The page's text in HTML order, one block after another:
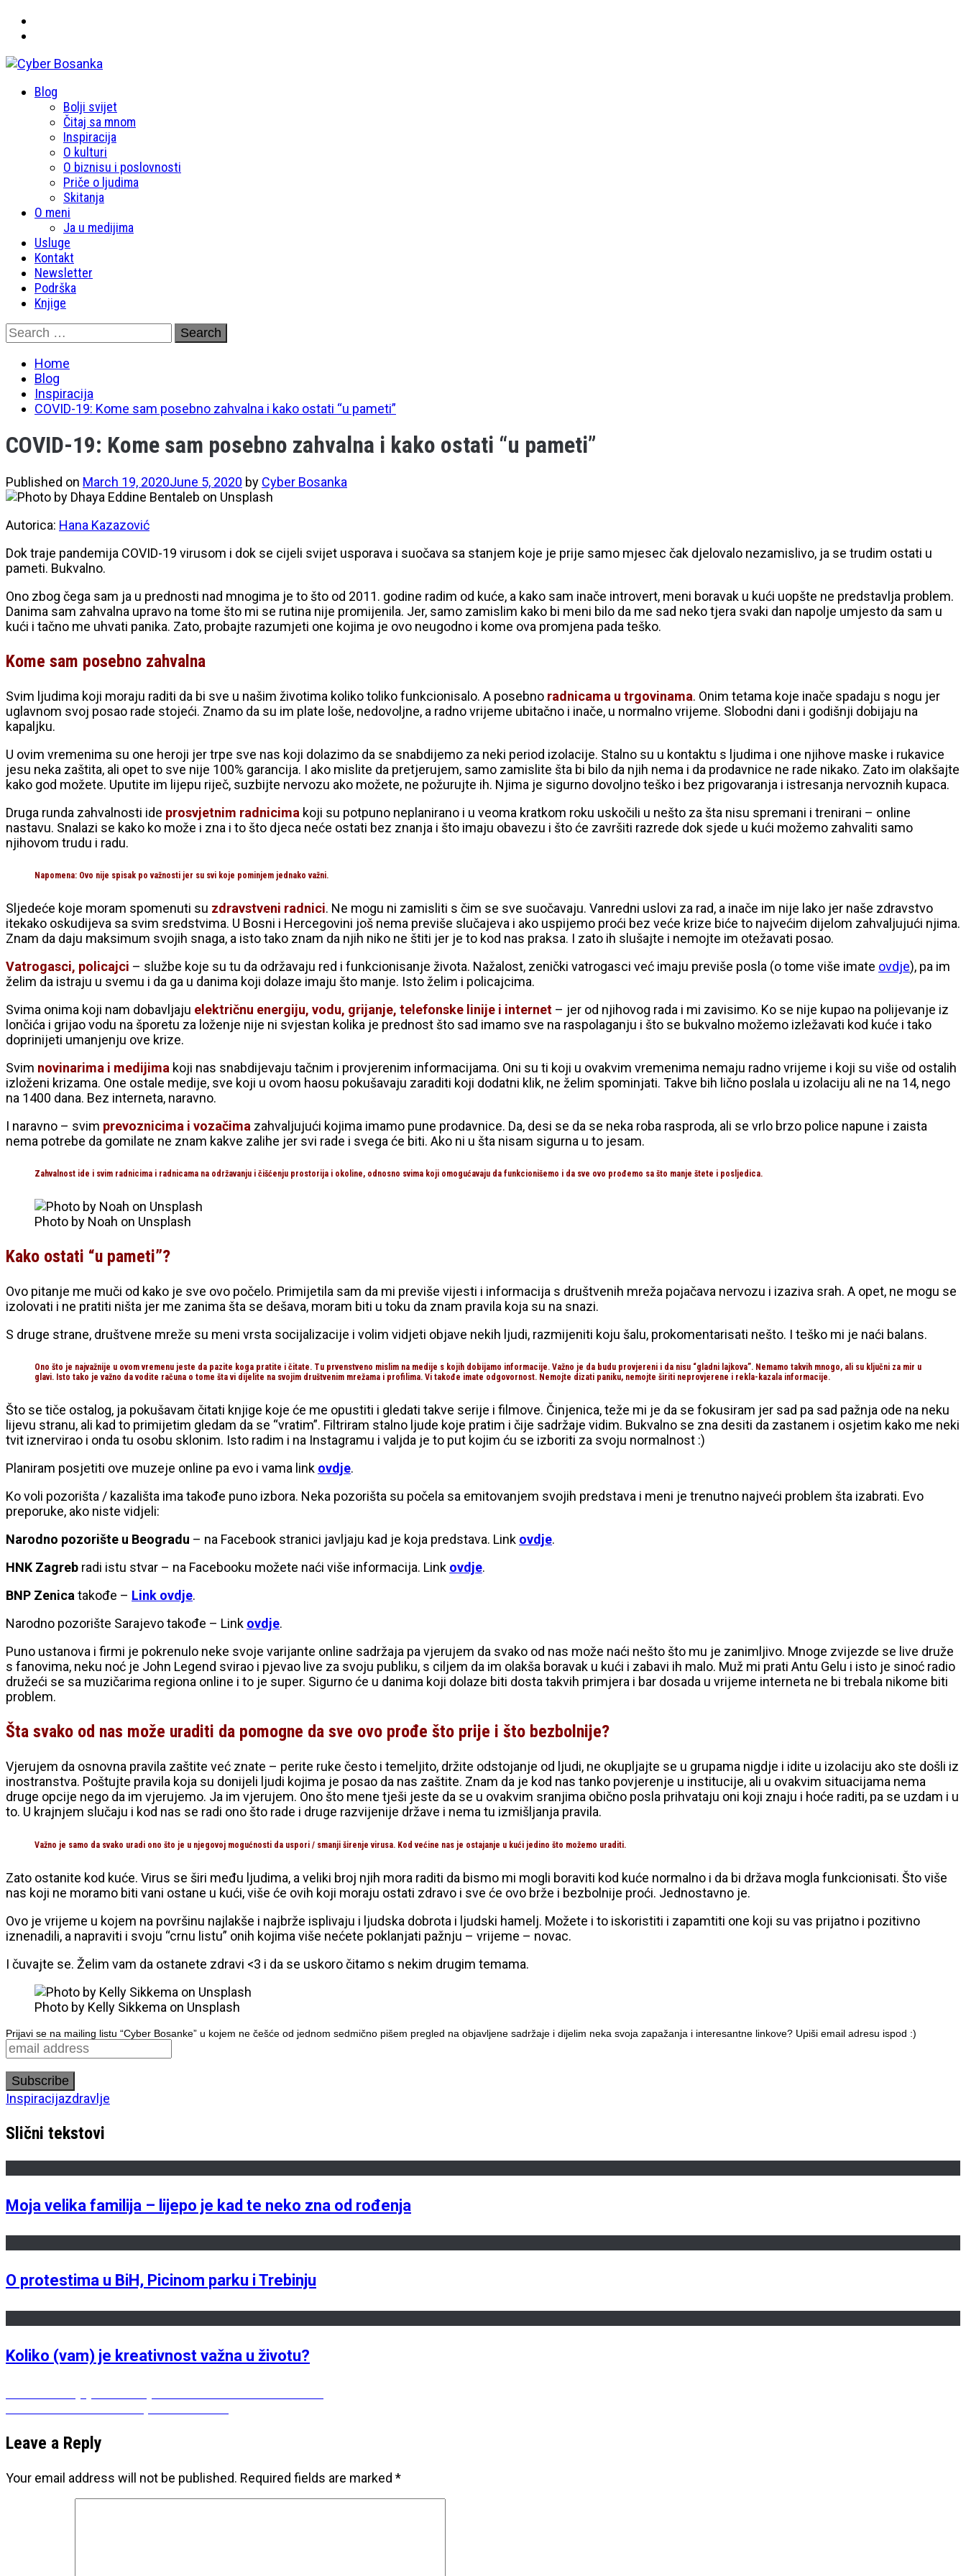
Cyber Bosanka
Primary
Blog
Bolji svijet
Čitaj sa mnom
Inspiracija
O kulturi
O biznisu i poslovnosti
Priče o ljudima
Skitanja
O meni
Ja u medijima
Usluge
Kontakt
Newsletter
Podrška
Knjige
Skip
to
content
Search
for:
Home
Blog
Inspiracija
COVID-19: Kome sam posebno zahvalna i kako ostati “u pameti”
COVID-19: Kome sam posebno zahvalna i kako ostati “u pameti”
Published on March 19, 2020June 5, 2020 by Cyber Bosanka
Autorica: Hana Kazazović
Dok traje pandemija COVID-19 virusom i dok se cijeli svijet usporava i suočava sa stanjem koje je prije samo mjesec čak djelovalo nezamislivo, ja se trudim ostati u
pameti. Bukvalno.
Ono zbog čega sam ja u prednosti nad mnogima je to što od 2011. godine radim od kuće, a kako sam inače introvert, meni boravak u kući uopšte ne predstavlja problem.
Danima sam zahvalna upravo na tome što mi se rutina nije promijenila. Jer, samo zamislim kako bi meni bilo da me sad neko tjera svaki dan napolje umjesto da sam u
kući i tačno me uhvati panika. Zato, probajte razumjeti one kojima je ovo neugodno i kome ova promjena pada teško.
Kome sam posebno zahvalna
Svim ljudima koji moraju raditi da bi sve u našim životima koliko toliko funkcionisalo. A posebno radnicama u trgovinama. Onim tetama koje inače spadaju s nogu jer
uglavnom svoj posao rade stojeći. Znamo da su im plate loše, nedovoljne, a radno vrijeme ubitačno i inače, u normalno vrijeme. Slobodni dani i godišnji dobijaju na
kapaljku.
U ovim vremenima su one heroji jer trpe sve nas koji dolazimo da se snabdijemo za neki period izolacije. Stalno su u kontaktu s ljudima i one njihove maske i rukavice
jesu neka zaštita, ali opet to sve nije 100% garancija. I ako mislite da pretjerujem, samo zamislite šta bi bilo da njih nema i da prodavnice ne rade nikako. Zato im olakšajte
kako god možete. Uputite im lijepu riječ, suzbijte nervozu ako možete, ne požurujte ih. Njima je sigurno dovoljno teško i bez prigovaranja i istresanja nervoznih kupaca.
Druga runda zahvalnosti ide prosvjetnim radnicima koji su potpuno neplanirano i u veoma kratkom roku uskočili u nešto za šta nisu spremani i trenirani – online
nastavu. Snalazi se kako ko može i zna i to što djeca neće ostati bez znanja i što imaju obavezu i što će završiti razrede dok sjede u kući možemo zahvaliti samo
njihovom trudu i radu.
Napomena: Ovo nije spisak po važnosti jer su svi koje pominjem jednako važni.
Sljedeće koje moram spomenuti su zdravstveni radnici. Ne mogu ni zamisliti s čim se sve suočavaju. Vanredni uslovi za rad, a inače im nije lako jer naše zdravstvo
itekako oskudijeva sa svim sredstvima. U Bosni i Hercegovini još nema previše slučajeva i ako uspijemo proći bez veće krize biće to najvećim dijelom zahvaljujući njima.
Znam da daju maksimum svojih snaga, a isto tako znam da njih niko ne štiti jer je to kod nas praksa. I zato ih slušajte i nemojte im otežavati posao.
Vatrogasci, policajci – službe koje su tu da održavaju red i funkcionisanje života. Nažalost, zenički vatrogasci već imaju previše posla (o tome više imate ovdje), pa im
želim da istraju u svemu i da ga u danima koji dolaze imaju što manje. Isto želim i policajcima.
Svima onima koji nam dobavljaju električnu energiju, vodu, grijanje, telefonske linije i internet – jer od njihovog rada i mi zavisimo. Ko se nije kupao na polijevanje iz
lončića i grijao vodu na šporetu za loženje nije ni svjestan kolika je prednost što sad imamo sve na raspolaganju i što se bukvalno možemo izležavati kod kuće i tako
doprinijeti umanjenju ove krize.
Svim novinarima i medijima koji nas snabdijevaju tačnim i provjerenim informacijama. Oni su ti koji u ovakvim vremenima nemaju radno vrijeme i koji su više od ostalih
izloženi krizama. One ostale medije, sve koji u ovom haosu pokušavaju zaraditi koji dodatni klik, ne želim spominjati. Takve bih lično poslala u izolaciju ali ne na 14, nego
na 1400 dana. Bez interneta, naravno.
I naravno – svim prevoznicima i vozačima zahvaljujući kojima imamo pune prodavnice. Da, desi se da se neka roba rasproda, ali se vrlo brzo police napune i zaista
nema potrebe da gomilate ne znam kakve zalihe jer svi rade i svega će biti. Ako ni u šta nisam sigurna u to jesam.
Zahvalnost ide i svim radnicima i radnicama na održavanju i čišćenju prostorija i okoline, odnosno svima koji omogućavaju da funkcionišemo i da sve ovo prođemo sa što manje štete i posljedica.
Photo by Noah on Unsplash
Kako ostati “u pameti”?
Ovo pitanje me muči od kako je sve ovo počelo. Primijetila sam da mi previše vijesti i informacija s društvenih mreža pojačava nervozu i izaziva srah. A opet, ne mogu se
izolovati i ne pratiti ništa jer me zanima šta se dešava, moram biti u toku da znam pravila koja su na snazi.
S druge strane, društvene mreže su meni vrsta socijalizacije i volim vidjeti objave nekih ljudi, razmijeniti koju šalu, prokomentarisati nešto. I teško mi je naći balans.
Ono što je najvažnije u ovom vremenu jeste da pazite koga pratite i čitate. Tu prvenstveno mislim na medije s kojih dobijamo informacije. Važno je da budu provjereni i da nisu “gladni lajkova”. Nemamo takvih mnogo, ali su ključni za mir u
glavi. Isto tako je važno da vodite računa o tome šta vi dijelite na svojim društvenim mrežama i profilima. Vi takođe imate odgovornost. Nemojte dizati paniku, nemojte širiti neprovjerene i rekla-kazala informacije.
Što se tiče ostalog, ja pokušavam čitati knjige koje će me opustiti i gledati takve serije i filmove. Činjenica, teže mi je da se fokusiram jer sad pa sad pažnja ode na neku
lijevu stranu, ali kad to primijetim gledam da se “vratim”. Filtriram stalno ljude koje pratim i čije sadržaje vidim. Bukvalno se zna desiti da zastanem i osjetim kako me neki
tvit iznervirao i onda tu osobu sklonim. Isto radim i na Instagramu i valjda je to put kojim ću se izboriti za svoju normalnost :)
Planiram posjetiti ove muzeje online pa evo i vama link ovdje.
Ko voli pozorišta / kazališta ima takođe puno izbora. Neka pozorišta su počela sa emitovanjem svojih predstava i meni je trenutno najveći problem šta izabrati. Evo
preporuke, ako niste vidjeli:
Narodno pozorište u Beogradu – na Facebook stranici javljaju kad je koja predstava. Link ovdje.
HNK Zagreb radi istu stvar – na Facebooku možete naći više informacija. Link ovdje.
BNP Zenicatakođe – Link ovdje.
Narodno pozorište Sarajevo takođe – Link ovdje.
Puno ustanova i firmi je pokrenulo neke svoje varijante online sadržaja pa vjerujem da svako od nas može naći nešto što mu je zanimljivo. Mnoge zvijezde se live druže
s fanovima, neku noć je John Legend svirao i pjevao live za svoju publiku, s ciljem da im olakša boravak u kući i zabavi ih malo. Muž mi prati Antu Gelu i isto je sinoć radio
družeći se sa muzičarima regiona online i to je super. Sigurno će u danima koji dolaze biti dosta takvih primjera i bar dosada u vrijeme interneta ne bi trebala nikome biti
problem.
Šta svako od nas može uraditi da pomogne da sve ovo prođe što prije i što bezbolnije?
Vjerujem da osnovna pravila zaštite već znate – perite ruke često i temeljito, držite odstojanje od ljudi, ne okupljajte se u grupama nigdje i idite u izolaciju ako ste došli iz
inostranstva. Poštujte pravila koja su donijeli ljudi kojima je posao da nas zaštite. Znam da je kod nas tanko povjerenje u institucije, ali u ovakvim situacijama nema
druge opcije nego da im vjerujemo. Ja im vjerujem. Ono što mene tješi jeste da se u ovakvim sranjima obično posla prihvataju oni koji znaju i hoće raditi, pa se uzdam i u
to. U krajnjem slučaju i kod nas se radi ono što rade i druge razvijenije države i nema tu izmišljanja pravila.
Važno je samo da svako uradi ono što je u njegovoj mogućnosti da uspori / smanji širenje virusa. Kod većine nas je ostajanje u kući jedino što možemo uraditi.
Zato ostanite kod kuće. Virus se širi među ljudima, a veliki broj njih mora raditi da bismo mi mogli boraviti kod kuće normalno i da bi država mogla funkcionisati. Što više
nas koji ne moramo biti vani ostane u kući, više će ovih koji moraju ostati zdravo i sve će ovo brže i bezbolnije proći. Jednostavno je.
Ovo je vrijeme u kojem na površinu najlakše i najbrže isplivaju i ljudska dobrota i ljudski hamelj. Možete i to iskoristiti i zapamtiti one koji su vas prijatno i pozitivno
iznenadili, a napraviti i svoju “crnu listu” onih kojima više nećete poklanjati pažnju – vrijeme – novac.
I čuvajte se. Želim vam da ostanete zdravi <3 i da se uskoro čitamo s nekim drugim temama.
Photo by Kelly Sikkema on Unsplash
Prijavi se na mailing listu “Cyber Bosanke” u kojem ne češće od jednom sedmično pišem pregled na objavljene sadržaje i dijelim neka svoja zapažanja i interesantne linkove? Upiši email adresu ispod :)
Inspiracijazdravlje
Slični tekstovi
Moja velika familija – lijepo je kad te neko zna od rođenja
O protestima u BiH, Picinom parku i Trebinju
Koliko (vam) je kreativnost važna u životu?
Post
navigation
Leave a Reply
Your email address will not be published. Required fields are marked *